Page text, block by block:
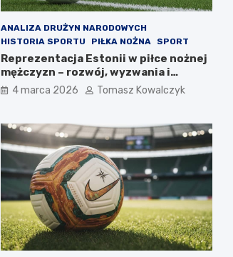
ANALIZA DRUŻYN NARODOWYCH
HISTORIA SPORTU
PIŁKA NOŻNA SPORT
Reprezentacja Estonii w piłce nożnej
mężczyzn – rozwój, wyzwania i
perspektywy
4 marca 2026 Tomasz Kowalczyk